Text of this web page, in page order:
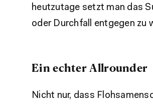
heutzutage setzt man das
oder Durchfall entgegen zu
Ein echter Allrounder
Nicht nur, dass